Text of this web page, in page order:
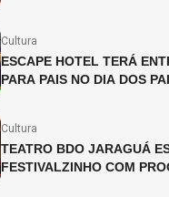
Cultura
ESCAPE HOTEL TERÁ
PARA PAIS NO DIA DOS
Cultura
TEATRO BDO JARAGUÁ
FESTIVALZINHO COM